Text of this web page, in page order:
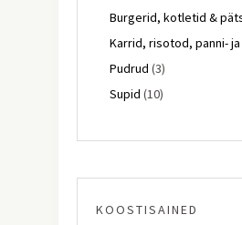
Burgerid, kotletid &
Karrid, risotod, panni-
Pudrud (3)
Supid (10)
KOOSTISAINED